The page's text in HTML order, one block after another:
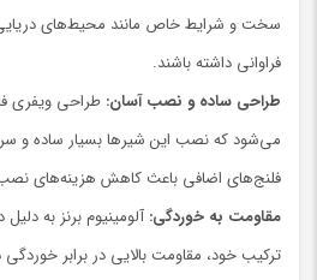
سخت و شرایط خاص مانند محیط‌های دریایی
فراوانی داشته باشند.
طراحی ساده و نصب آسان: طراحی ویفری
می‌شود که نصب این شیرها بسیار ساده و
فلنج‌های اضافی باعث کاهش هزینه‌های
مقاومت به خوردگی: آلومینیوم برنز به
ترکیب خود، مقاومت بالایی در برابر خوردگی